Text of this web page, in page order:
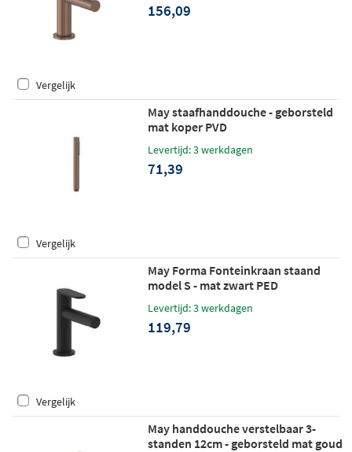
156,09
Vergelijk
May staafhanddouche - geborsteld
mat koper PVD
Levertijd: 3 werkdagen
71,39
Vergelijk
May Forma Fonteinkraan staand
model S - mat zwart PED
Levertijd: 3 werkdagen
119,79
Vergelijk
May handdouche verstelbaar 3-
standen 12cm - geborsteld mat goud